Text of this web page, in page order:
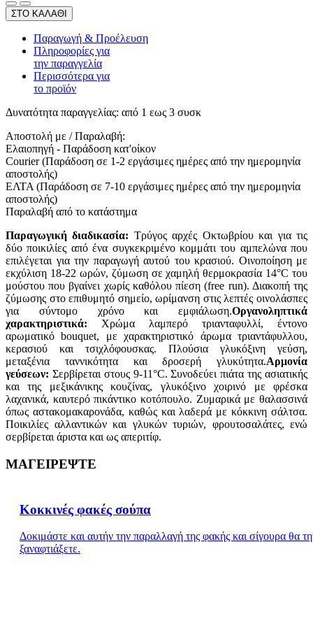
ΣΤΟ ΚΑΛΑΘΙ
Παραγωγή & Προέλευση
Πληροφορίες για
την παραγγελία
Περισσότερα για
το προϊόν
Δυνατότητα παραγγελίας: από 1 εως 3 συσκ
Αποστολή με / Παραλαβή:
Ελαιοπηγή - Παράδοση κατ'οίκον
Courier (Παράδοση σε 1-2 εργάσιμες ημέρες από την ημερομηνία
αποστολής)
ΕΛΤΑ (Παράδοση σε 7-10 εργάσιμες ημέρες από την ημερομηνία
αποστολής)
Παραλαβή από το κατάστημα
Παραγωγική διαδικασία: Τρύγος αρχές Οκτωβρίου και για τις
δύο ποικιλίες από ένα συγκεκριμένο κομμάτι του αμπελώνα που
επιλέγεται για την παραγωγή αυτού του κρασιού. Οινοποίηση με
εκχύλιση 18-22 ωρών, ζύμωση σε χαμηλή θερμοκρασία 14°C του
μούστου που βγαίνει χωρίς καθόλου πίεση (free run). Διακοπή της
ζύμωσης στο επιθυμητό σημείο, ωρίμανση στις λεπτές οινολάσπες
για σύντομο χρόνο και εμφιάλωση.Οργανοληπτικά
χαρακτηριστικά: Χρώμα λαμπερό τριανταφυλλί, έντονο
αρωματικό bouquet, με χαρακτηριστικό άρωμα τριαντάφυλλου,
κερασιού και τσιχλόφουσκας. Πλούσια γλυκόξινη γεύση,
μεταξένια ταννικότητα και δροσερή γλυκύτητα.Αρμονία
γεύσεων: Σερβίρεται στους 9-11°C. Συνοδεύει πιάτα της ασιατικής
και της μεξικάνικης κουζίνας, γλυκόξινο χοιρινό με φρέσκα
λαχανικά, καυτερό πικάντικο κοτόπουλο. Ζυμαρικά με θαλασσινά
όπως αστακομακαρονάδα, καθώς και λαδερά με κόκκινη σάλτσα.
Ποικιλίες αλλαντικών και γλυκών τυριών, φρουτοσαλάτες, ενώ
σερβίρεται άριστα και ως απεριτίφ.
ΜΑΓΕΙΡΕΨΤΕ
Κοκκινές φακές σούπα
Δοκιμάστε και αυτήν την παραλλαγή της φακής και σίγουρα θα
ξαναφτιάξετε.